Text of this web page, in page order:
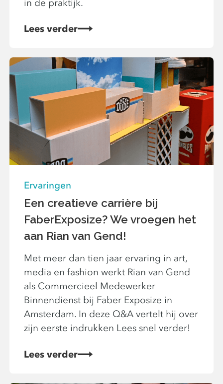
in de praktijk.
Lees verder
Ervaringen
Een creatieve carrière bij
FaberExposize? We vroegen het
aan Rian van Gend!
Met meer dan tien jaar ervaring in art,
media en fashion werkt Rian van Gend
als Commercieel Medewerker
Binnendienst bij Faber Exposize in
Amsterdam. In deze Q&A vertelt hij over
zijn eerste indrukken Lees snel verder!
Lees verder